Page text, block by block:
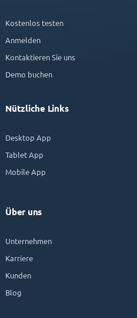
Kostenlos testen
Anmelden
Kontaktieren Sie uns
Demo buchen
Nützliche Links
Desktop App
Tablet App
Mobile App
Über uns
Unternehmen
Karriere
Kunden
Blog